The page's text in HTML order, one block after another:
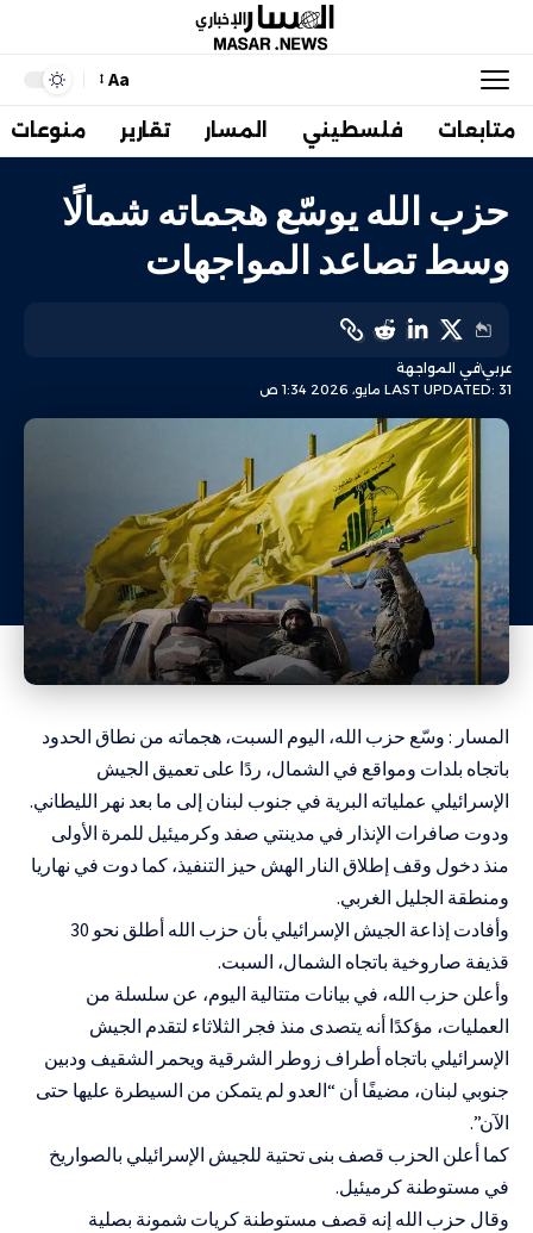
Aa
متابعات فلسطيني المسار تقارير منوعات
حزب الله يوسّع هجماته شمالًا
وسط تصاعد المواجهات
LAST UPDATED: 31 مايو، 2026 1:34 ص
عربيفي المواجهة
المسار : وسّع حزب الله، اليوم السبت، هجماته من نطاق الحدود
باتجاه بلدات ومواقع في الشمال، ردًا على تعميق الجيش
الإسرائيلي عملياته البرية في جنوب لبنان إلى ما بعد نهر الليطاني.
ودوت صافرات الإنذار في مدينتي صفد وكرميئيل للمرة الأولى
منذ دخول وقف إطلاق النار الهش حيز التنفيذ، كما دوت في نهاريا
ومنطقة الجليل الغربي.
وأفادت إذاعة الجيش الإسرائيلي بأن حزب الله أطلق نحو 30
قذيفة صاروخية باتجاه الشمال، السبت.
وأعلن حزب الله، في بيانات متتالية اليوم، عن سلسلة من
العمليات، مؤكدًا أنه يتصدى منذ فجر الثلاثاء لتقدم الجيش
الإسرائيلي باتجاه أطراف زوطر الشرقية ويحمر الشقيف ودبين
جنوبي لبنان، مضيفًا أن “العدو لم يتمكن من السيطرة عليها حتى
الآن”.
كما أعلن الحزب قصف بنى تحتية للجيش الإسرائيلي بالصواريخ
في مستوطنة كرميئيل.
وقال حزب الله إنه قصف مستوطنة كريات شمونة بصلية